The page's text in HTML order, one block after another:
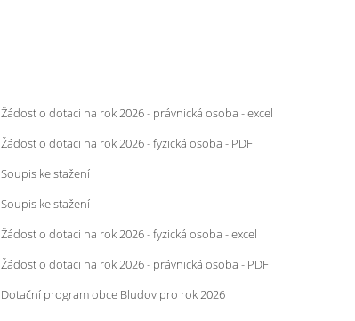
Žádost o dotaci na rok 2026 - právnická osoba - excel
Žádost o dotaci na rok 2026 - fyzická osoba - PDF
Soupis ke stažení
Soupis ke stažení
Žádost o dotaci na rok 2026 - fyzická osoba - excel
Žádost o dotaci na rok 2026 - právnická osoba - PDF
Dotační program obce Bludov pro rok 2026